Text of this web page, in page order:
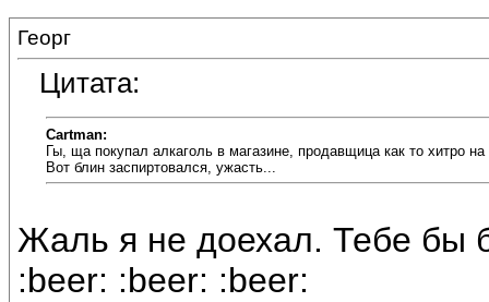
Георг
Цитата:
Cartman:
Гы, ща покупал алкаголь в магазине, продавщица как то хитро
Вот блин заспиртовался, ужасть...
Жаль я не доехал. Тебе бы
:beer: :beer: :beer: